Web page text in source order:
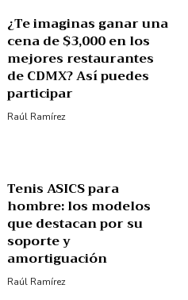
¿Te imaginas ganar una
cena de $3,000 en los
mejores restaurantes
de CDMX? Así puedes
participar
Raúl Ramírez
Tenis ASICS para
hombre: los modelos
que destacan por su
soporte y
amortiguación
Raúl Ramírez